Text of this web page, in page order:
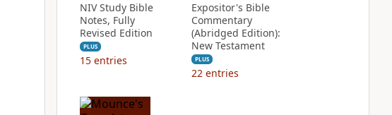
NIV Study Bible
Notes, Fully
Revised Edition
PLUS
15 entries
Expositor's Bible
Commentary
(Abridged Edition):
New Testament
PLUS
22 entries